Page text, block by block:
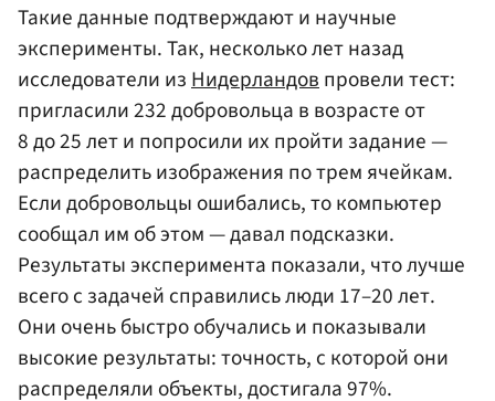
Такие данные подтверждают и научные
эксперименты. Так, несколько лет назад
исследователи из Нидерландов провели тест:
пригласили 232 добровольца в возрасте от
8 до 25 лет и попросили их пройти задание —
распределить изображения по трем ячейкам.
Если добровольцы ошибались, то компьютер
сообщал им об этом — давал подсказки.
Результаты эксперимента показали, что лучше
всего с задачей справились люди 17–20 лет.
Они очень быстро обучались и показывали
высокие результаты: точность, с которой они
распределяли объекты, достигала 97%.